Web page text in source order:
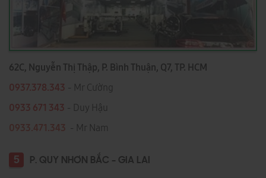
62C, Nguyễn Thị Thập, P. Bình Thuận, Q7, TP. HCM
0937.378.343 - Mr Cường
0933 671 343 - Duy Hậu
0933.471.343 - Mr Nam
5 P. QUY NHƠN BẮC - GIA LAI